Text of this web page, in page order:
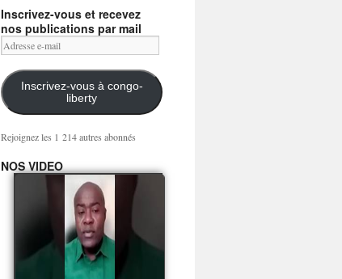
Inscrivez-vous et recevez
nos publications par mail
Adresse
e-
mail
Inscrivez-vous à congo-
liberty
Rejoignez les 1 214 autres abonnés
NOS VIDEO
Mingwa BIANGO : Ni
les mercenaires russes,
ni la garde présidentielle
ne mourront pour
Sassou Denis
watch video